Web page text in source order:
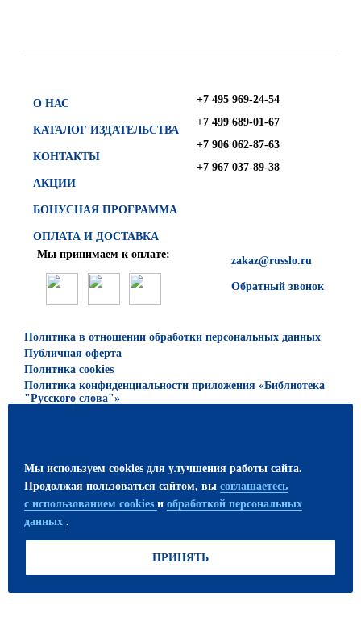
О НАС
КАТАЛОГ ИЗДАТЕЛЬСТВА
КОНТАКТЫ
АКЦИИ
БОНУСНАЯ ПРОГРАММА
ОПЛАТА И ДОСТАВКА
+7 495 969-24-54
+7 499 689-01-67
+7 906 062-87-63
+7 967 037-89-38
zakaz@russlo.ru
Обратный звонок
Мы принимаем к оплате:
Политика в отношении обработки персональных данных
Публичная оферта
Политика cookies
Политика конфиденциальности приложения «Библиотека
"Русского слова"»
возможно только с письменного разрешения
издательства.
ПРИСОЕДИНЯЙТЕСЬ!
Мы используем cookies для улучшения работы сайта.
Продолжая пользоваться сайтом, вы соглашаетесь
с использованием cookies и обработкой персональных
данных .
ПРИНЯТЬ